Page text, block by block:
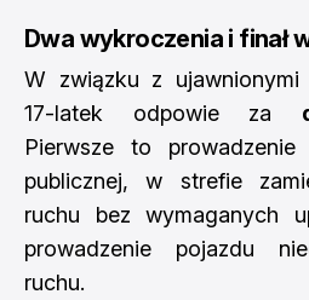
Dwa wykroczenia i finał
W związku z ujawnionymi
17-latek odpowie za
Pierwsze to
publicznej, w strefie
ruchu bez wymaganych
prowadzenie pojazdu
ruchu.